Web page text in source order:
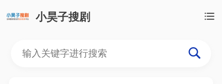
小昊子搜剧